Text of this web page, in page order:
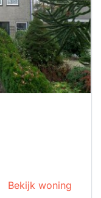
Bekijk woning